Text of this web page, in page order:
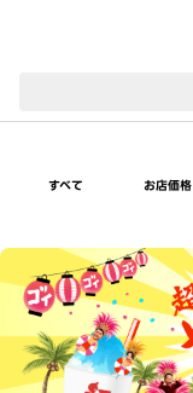
すべて お店価格
超ゴイゴイヤスー夏祭